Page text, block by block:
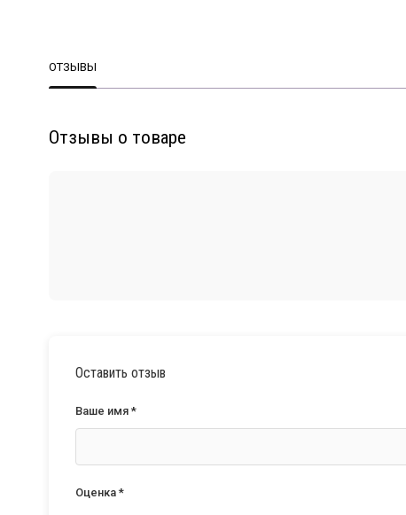
ОТЗЫВЫ
Отзывы о товаре
Оставить отзыв
Ваше имя *
Оценка *